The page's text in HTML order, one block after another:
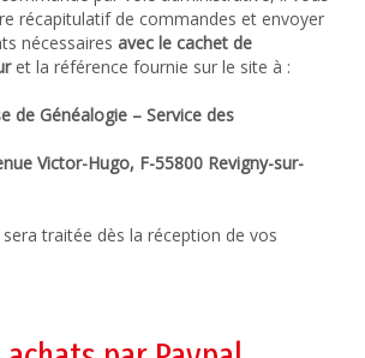
récapitulatif de commandes et envoyer
nécessaires avec le cachet de
et la référence fournie sur le site à :
de Généalogie – Service des
Victor-Hugo, F-55800 Revigny-sur-
traitée dès la réception de vos